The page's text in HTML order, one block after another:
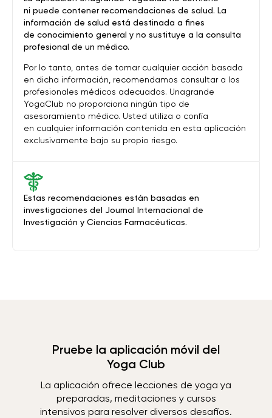
Estas recomendaciones están basadas en
investigaciones del Journal Internacional de
Investigación y Ciencias Farmacéuticas.
ni puede contener recomendaciones de salud. La
información de salud está destinada a fines
de conocimiento general y no sustituye a la consulta
profesional de un médico.
Por lo tanto, antes de tomar cualquier acción basada
en dicha información, recomendamos consultar a los
profesionales médicos adecuados. Unagrande
YogaClub no proporciona ningún tipo de
asesoramiento médico. Usted utiliza o confía
en cualquier información contenida en esta aplicación
exclusivamente bajo su propio riesgo.
Pruebe la aplicación móvil del
Yoga Club
La aplicación ofrece lecciones de yoga ya
preparadas, meditaciones y cursos
intensivos para resolver diversos desafíos.